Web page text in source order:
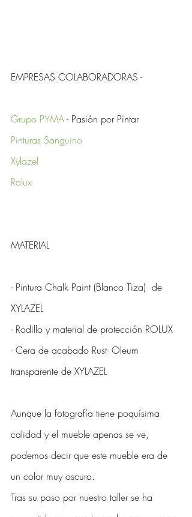
EMPRESAS COLABORADORAS -
Grupo PYMA - Pasión por Pintar
Pinturas Sanguino
Xylazel
Rolux
MATERIAL
- Pintura Chalk Paint (Blanco Tiza)  de
XYLAZEL
- Rodillo y material de protección ROLUX
- Cera de acabado Rust- Oleum
transparente de XYLAZEL
Aunque la fotografía tiene poquísima
calidad y el mueble apenas se ve,
podemos decir que este mueble era de
un color muy oscuro.
Tras su paso por nuestro taller se ha